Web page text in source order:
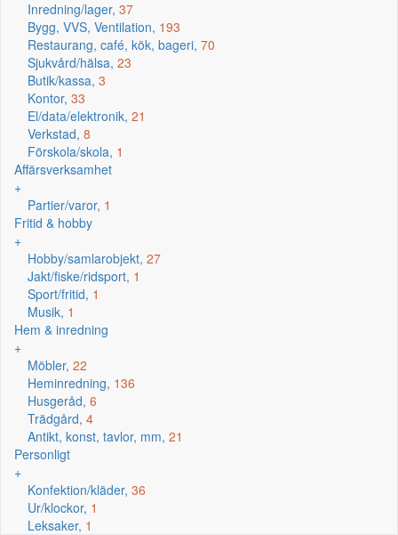
Inredning/lager, 37
Bygg, VVS, Ventilation, 193
Restaurang, café, kök, bageri, 70
Sjukvård/hälsa, 23
Butik/kassa, 3
Kontor, 33
El/data/elektronik, 21
Verkstad, 8
Förskola/skola, 1
Affärsverksamhet
+
Partier/varor, 1
Fritid & hobby
+
Hobby/samlarobjekt, 27
Jakt/fiske/ridsport, 1
Sport/fritid, 1
Musik, 1
Hem & inredning
+
Möbler, 22
Heminredning, 136
Husgeråd, 6
Trädgård, 4
Antikt, konst, tavlor, mm, 21
Personligt
+
Konfektion/kläder, 36
Ur/klockor, 1
Leksaker, 1